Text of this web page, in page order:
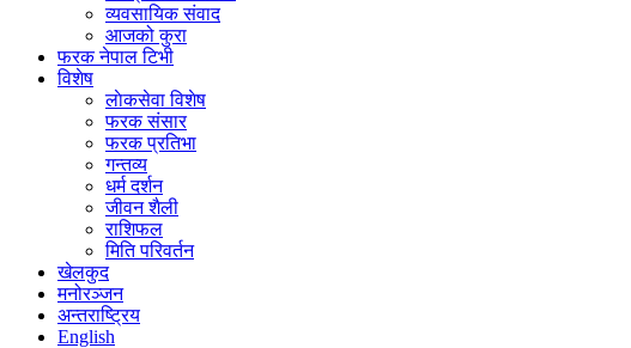
व्यवसायिक संवाद
आजको कुरा
फरक नेपाल टिभी
विशेष
लाेकसेवा विशेष
फरक संसार
फरक प्रतिभा
गन्तव्य
धर्म दर्शन
जीवन शैली
राशिफल
मिति परिवर्तन
खेलकुद
मनोरञ्जन
अन्तराष्ट्रिय
English